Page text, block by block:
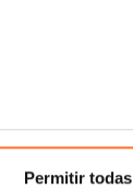
Permitir todas